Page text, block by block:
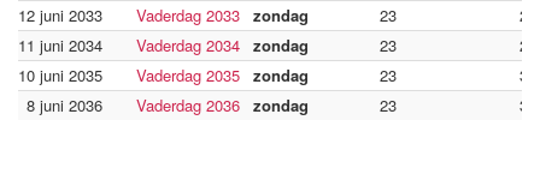
12 juni 2033
Vaderdag 2033 zondag 23
11 juni 2034
Vaderdag 2034 zondag 23
10 juni 2035
Vaderdag 2035 zondag 23
8 juni 2036
Vaderdag 2036 zondag 23